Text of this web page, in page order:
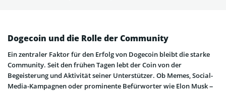
Dogecoin und die Rolle der Community
Ein zentraler Faktor für den Erfolg von Dogecoin bleibt die starke
Community. Seit den frühen Tagen lebt der Coin von der
Begeisterung und Aktivität seiner Unterstützer. Ob Memes, Social-
Media-Kampagnen oder prominente Befürworter wie Elon Musk –